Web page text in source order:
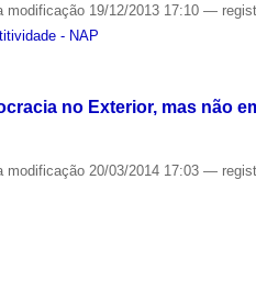
modificação 19/12/2013 17:10—
- NAP
no Exterior, mas não
modificação 20/03/2014 17:03—